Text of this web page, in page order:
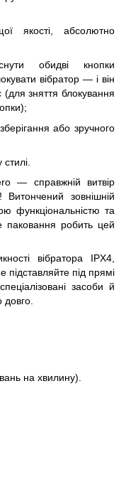
якості, абсолютно
обидві кнопки
вібратор — і він
(для зняття блокування
або зручного
— справжній витвір
зовнішній
функціональністю та
паковання робить цей
вібратора IPX4,
підставляйте під прямі
засоби й
довго.
на хвилину).